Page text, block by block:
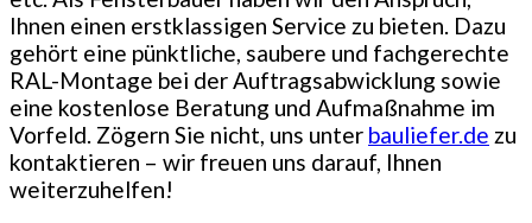
Ihnen einen erstklassigen Service zu bieten. Dazu
gehört eine pünktliche, saubere und fachgerechte
RAL-Montage bei der Auftragsabwicklung sowie
eine kostenlose Beratung und Aufmaßnahme im
Vorfeld. Zögern Sie nicht, uns unter bauliefer.de zu
kontaktieren – wir freuen uns darauf, Ihnen
weiterzuhelfen!